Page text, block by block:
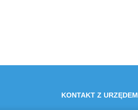
KONTAKT Z URZĘDEM